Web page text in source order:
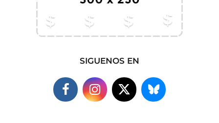
SIGUENOS EN